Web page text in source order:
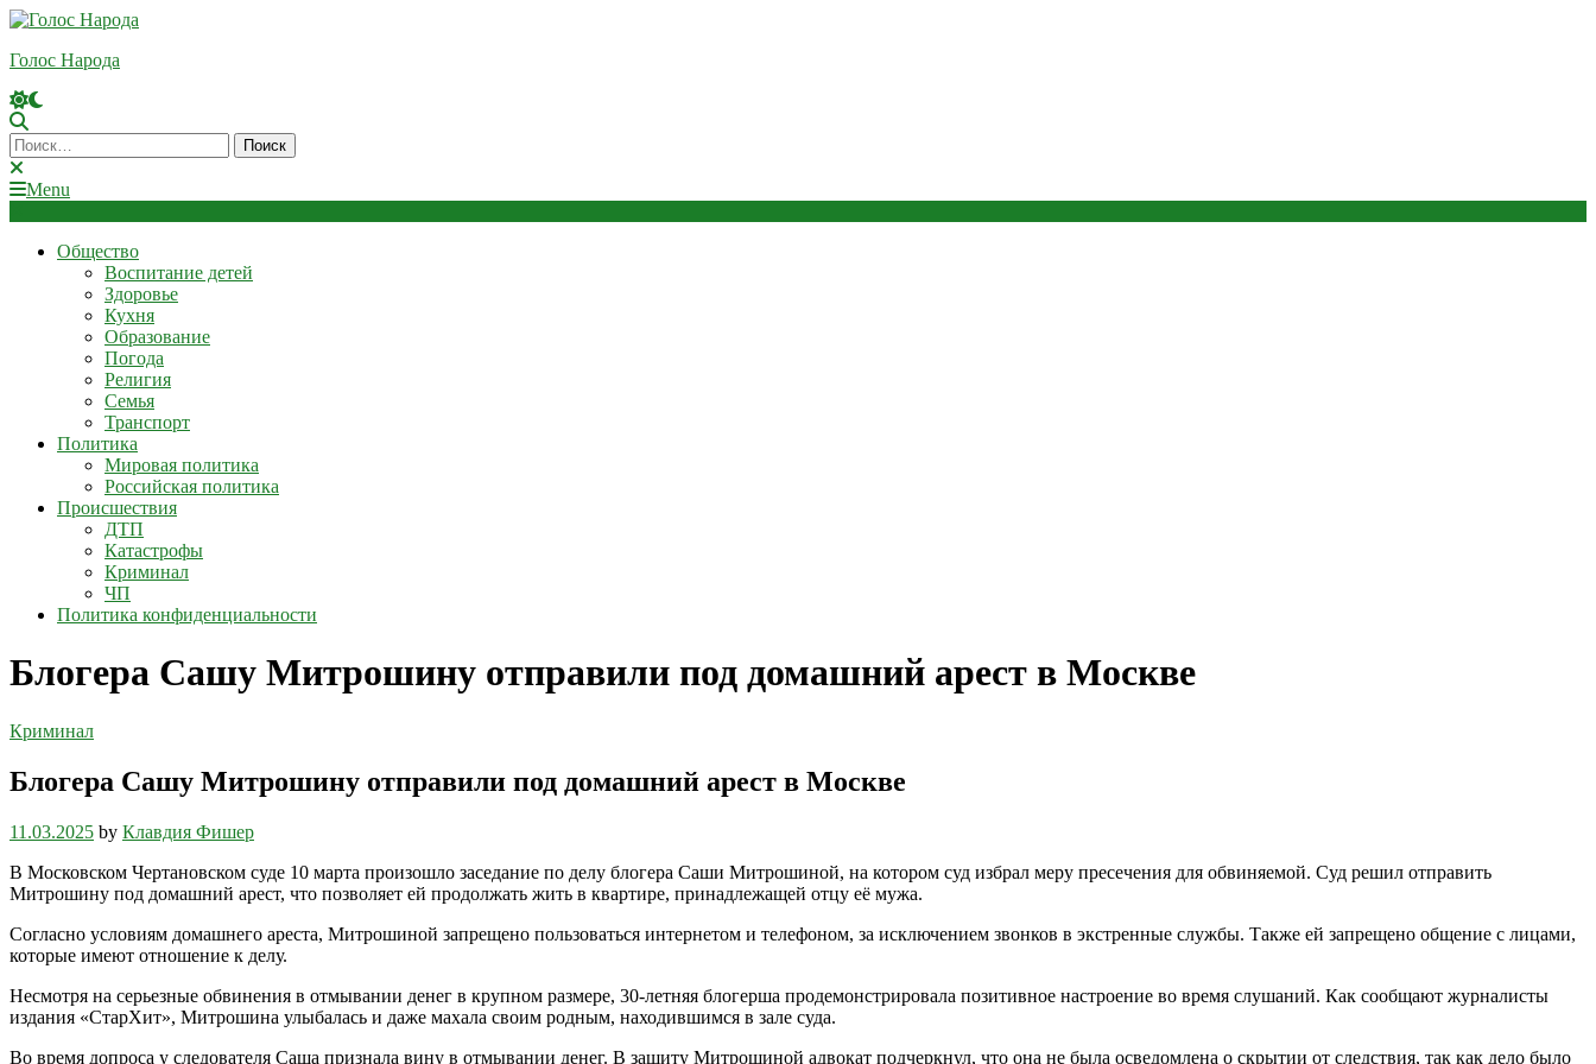
Skip
Content
Голос Народа
Найти:
Menu
Общество
Воспитание детей
Здоровье
Кухня
Образование
Погода
Религия
Семья
Транспорт
Политика
Мировая политика
Российская политика
Происшествия
ДТП
Катастрофы
Криминал
ЧП
Политика конфиденциальности
Блогера Сашу Митрошину отправили под домашний арест в Москве
Криминал
Блогера Сашу Митрошину отправили под домашний арест в Москве
11.03.2025 by Клавдия Фишер
В Московском Чертановском суде 10 марта произошло заседание по делу блогера Саши Митрошиной, на котором суд избрал меру пресечения для обвиняемой. Суд решил отправить
Митрошину под домашний арест, что позволяет ей продолжать жить в квартире, принадлежащей отцу её мужа.
Согласно условиям домашнего ареста, Митрошиной запрещено пользоваться интернетом и телефоном, за исключением звонков в экстренные службы. Также ей запрещено общение с лицами,
которые имеют отношение к делу.
Несмотря на серьезные обвинения в отмывании денег в крупном размере, 30-летняя блогерша продемонстрировала позитивное настроение во время слушаний. Как сообщают журналисты
издания «СтарХит», Митрошина улыбалась и даже махала своим родным, находившимся в зале суда.
Во время допроса у следователя Саша признала вину в отмывании денег. В защиту Митрошиной адвокат подчеркнул, что она не была осведомлена о скрытии от следствия, так как дело было